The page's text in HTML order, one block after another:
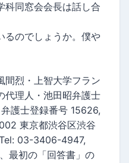
科同窓会会長は話し合
るのでしょうか。僕や
間烈・上智大学フラン
代理人・池田昭弁護士
護士登録番号 15626,
東京都渋谷区渋谷
03-3406-4947,
最初の「回答書」の